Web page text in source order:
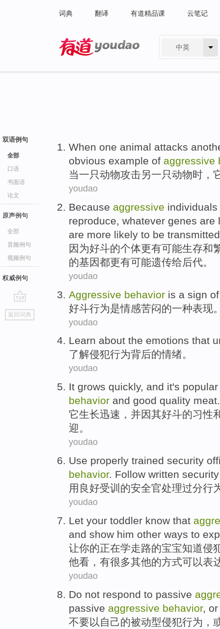
词典 翻译 有道精品课 云笔记
中英
双语例句
全部
口语
书面语
论文
原声例句
全部
音频例句
视频例句
权威例句
go
top
返回词典
When one animal attacks
obvious example of aggressive
当一只动物攻击另一只动物时，
youdao
Because aggressive individuals
reproduce, whatever genes are
are more likely to be transmitted
因为好斗的个体更有可能生存和
的基因都更有可能遗传给后代。
youdao
Aggressive behavior is a sign of
好斗行为是情感苦闷的一种表现
youdao
Learn about the emotions that
了解侵犯行为背后的情绪。
youdao
It grows quickly, and it's popular
behavior and good quality meat.
它生长迅速 ， 并因其好斗的习性
迎。
youdao
Use properly trained security
behavior. Follow written
用 良好受训 的安全官处理过分行
youdao
Let your toddler know that
and show him other ways to
让你的正在学走路的宝宝知道侵
他看，有很多其他的方式可以表
youdao
Do not respond to passive
passive aggressive behavior, or
不要以 自己的被动型侵犯行为 ，